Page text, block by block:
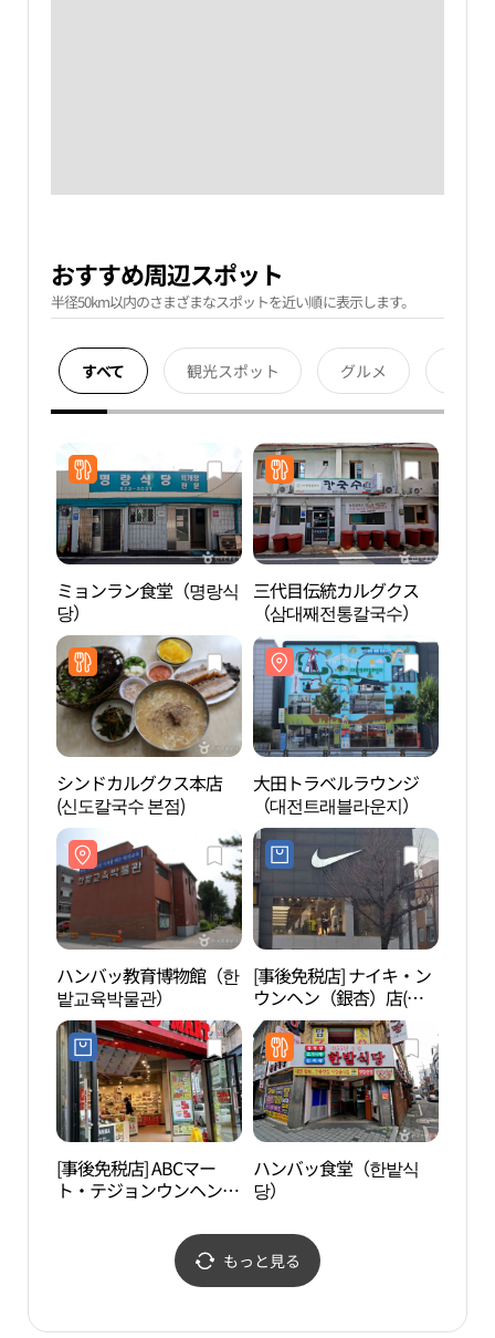
おすすめ周辺スポット
半径50km以内のさまざまなスポットを近い順に表示します。
すべて 観光スポット グルメ
ミョンラン食堂（명랑식
당）
三代目伝統カルグクス
（삼대째전통칼국수）
シンドカルグクス本店
(신도칼국수 본점)
大田トラベルラウンジ
（대전트래블라운지）
ハンバッ教育博物館（한
밭교육박물관）
[事後免税店] ナイキ・ン
ウンヘン（銀杏）店(나
이키 은행점)
[事後免税店] ABCマー
ト・テジョンウンヘン
ハンバッ食堂（한밭식
당）
もっと見る